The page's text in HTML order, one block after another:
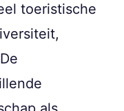
toeristische